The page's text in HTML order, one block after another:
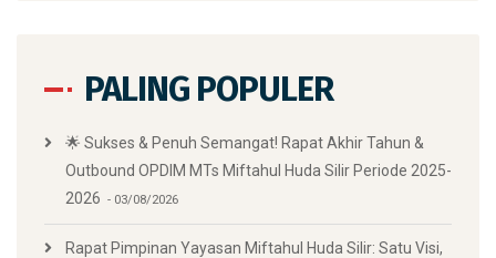
PALING POPULER
🌟 Sukses & Penuh Semangat! Rapat Akhir Tahun &
Outbound OPDIM MTs Miftahul Huda Silir Periode 2025-
2026
03/08/2026
Rapat Pimpinan Yayasan Miftahul Huda Silir: Satu Visi,